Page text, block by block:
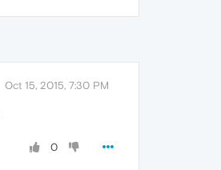
Oct 15, 2015, 7:30 PM
0